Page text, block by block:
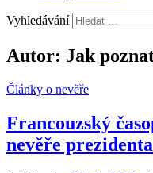
Vyhledávání
Autor: Jak
Články o nevěře
Francouzský
nevěře